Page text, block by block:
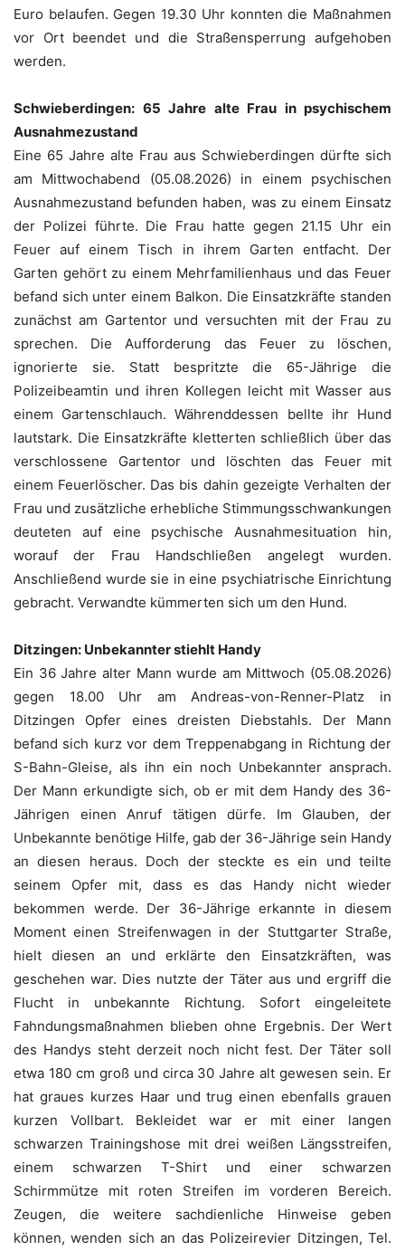
Euro belaufen. Gegen 19.30 Uhr konnten die Maßnahmen
vor Ort beendet und die Straßensperrung aufgehoben
werden.
Schwieberdingen: 65 Jahre alte Frau in psychischem
Ausnahmezustand
Eine 65 Jahre alte Frau aus Schwieberdingen dürfte sich
am Mittwochabend (05.08.2026) in einem psychischen
Ausnahmezustand befunden haben, was zu einem Einsatz
der Polizei führte. Die Frau hatte gegen 21.15 Uhr ein
Feuer auf einem Tisch in ihrem Garten entfacht. Der
Garten gehört zu einem Mehrfamilienhaus und das Feuer
befand sich unter einem Balkon. Die Einsatzkräfte standen
zunächst am Gartentor und versuchten mit der Frau zu
sprechen. Die Aufforderung das Feuer zu löschen,
ignorierte sie. Statt bespritzte die 65-Jährige die
Polizeibeamtin und ihren Kollegen leicht mit Wasser aus
einem Gartenschlauch. Währenddessen bellte ihr Hund
lautstark. Die Einsatzkräfte kletterten schließlich über das
verschlossene Gartentor und löschten das Feuer mit
einem Feuerlöscher. Das bis dahin gezeigte Verhalten der
Frau und zusätzliche erhebliche Stimmungsschwankungen
deuteten auf eine psychische Ausnahmesituation hin,
worauf der Frau Handschließen angelegt wurden.
Anschließend wurde sie in eine psychiatrische Einrichtung
gebracht. Verwandte kümmerten sich um den Hund.
Ditzingen: Unbekannter stiehlt Handy
Ein 36 Jahre alter Mann wurde am Mittwoch (05.08.2026)
gegen 18.00 Uhr am Andreas-von-Renner-Platz in
Ditzingen Opfer eines dreisten Diebstahls. Der Mann
befand sich kurz vor dem Treppenabgang in Richtung der
S-Bahn-Gleise, als ihn ein noch Unbekannter ansprach.
Der Mann erkundigte sich, ob er mit dem Handy des 36-
Jährigen einen Anruf tätigen dürfe. Im Glauben, der
Unbekannte benötige Hilfe, gab der 36-Jährige sein Handy
an diesen heraus. Doch der steckte es ein und teilte
seinem Opfer mit, dass es das Handy nicht wieder
bekommen werde. Der 36-Jährige erkannte in diesem
Moment einen Streifenwagen in der Stuttgarter Straße,
hielt diesen an und erklärte den Einsatzkräften, was
geschehen war. Dies nutzte der Täter aus und ergriff die
Flucht in unbekannte Richtung. Sofort eingeleitete
Fahndungsmaßnahmen blieben ohne Ergebnis. Der Wert
des Handys steht derzeit noch nicht fest. Der Täter soll
etwa 180 cm groß und circa 30 Jahre alt gewesen sein. Er
hat graues kurzes Haar und trug einen ebenfalls grauen
kurzen Vollbart. Bekleidet war er mit einer langen
schwarzen Trainingshose mit drei weißen Längsstreifen,
einem schwarzen T-Shirt und einer schwarzen
Schirmmütze mit roten Streifen im vorderen Bereich.
Zeugen, die weitere sachdienliche Hinweise geben
können, wenden sich an das Polizeirevier Ditzingen, Tel.